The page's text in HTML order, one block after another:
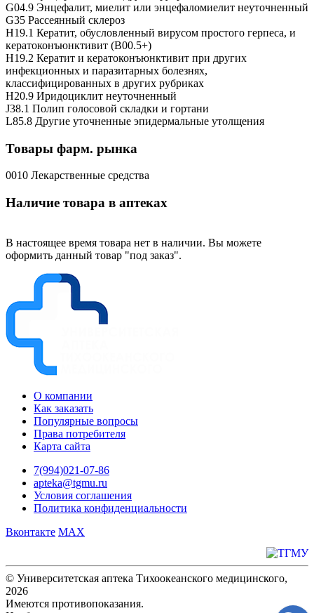
G04.9 Энцефалит, миелит или энцефаломиелит неуточненный
G35 Рассеянный склероз
H19.1 Кератит, обусловленный вирусом простого герпеса, и
кератоконъюнктивит (B00.5+)
H19.2 Кератит и кератоконъюнктивит при других
инфекционных и паразитарных болезнях,
классифицированных в других рубриках
H20.9 Иридоциклит неуточненный
J38.1 Полип голосовой складки и гортани
L85.8 Другие уточненные эпидермальные утолщения
Товары фарм. рынка
0010 Лекарственные средства
Наличие товара в аптеках
В настоящее время товара нет в наличии. Вы можете
оформить данный товар "под заказ".
О компании
Как заказать
Популярные вопросы
Права потребителя
Карта сайта
7(994)021-07-86
apteka@tgmu.ru
Условия соглашения
Политика конфиденциальности
Вконтакте MAX
© Университетская аптека Тихоокеанского медицинского,
2026
Имеются противопоказания.